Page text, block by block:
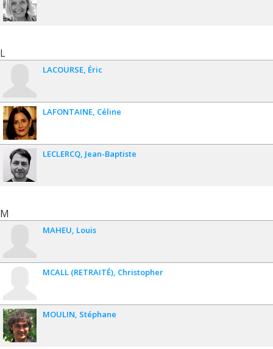
L
LACOURSE Éric
LAFONTAINE Céline
LECLERCQ Jean-Baptiste
M
MAHEU Louis
MCALL (RETRAITÉ) Christopher
MOULIN Stéphane